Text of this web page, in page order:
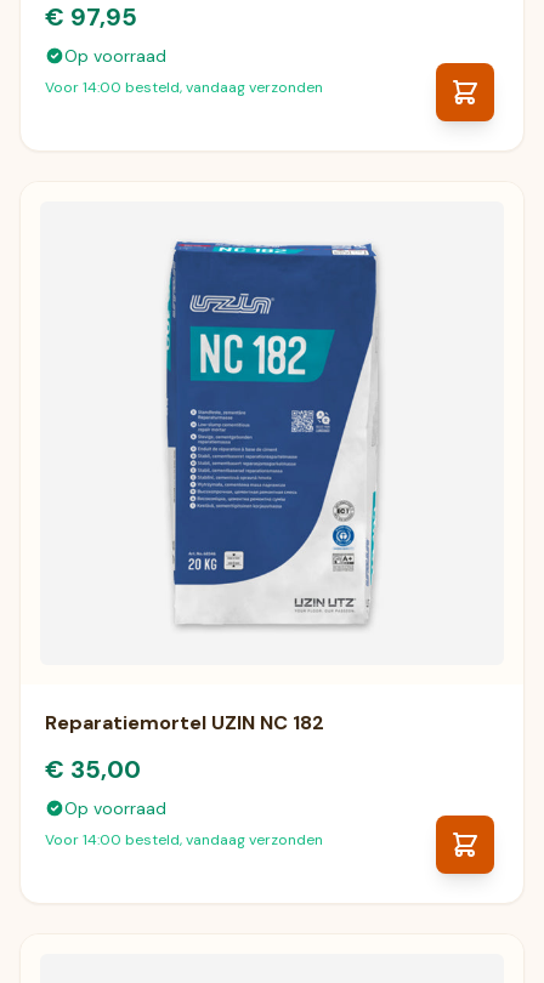
€ 97,95
Op voorraad
Voor 14:00 besteld, vandaag verzonden
Reparatiemortel UZIN NC 182
€ 35,00
Op voorraad
Voor 14:00 besteld, vandaag verzonden